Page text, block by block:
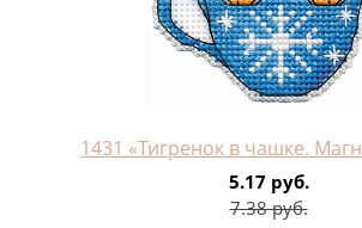
1431 «Тигренок в чашке.
5.17 руб.
7.38 руб.